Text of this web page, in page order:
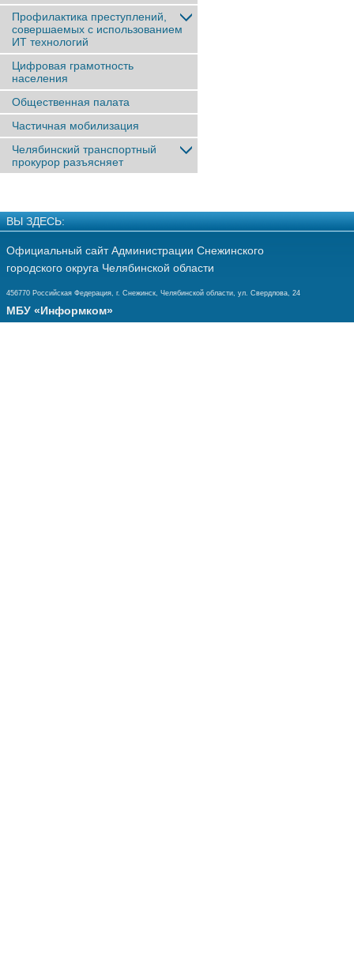
Профилактика преступлений,
совершаемых с использованием
ИТ технологий
Цифровая грамотность
населения
Общественная палата
Частичная мобилизация
Челябинский транспортный
прокурор разъясняет
ВЫ ЗДЕСЬ:
Официальный сайт Администрации Снежинского
городского округа Челябинской области
456770 Российская Федерация, г. Снежинск, Челябинской области, ул. Свердлова, 24
МБУ «Информком»